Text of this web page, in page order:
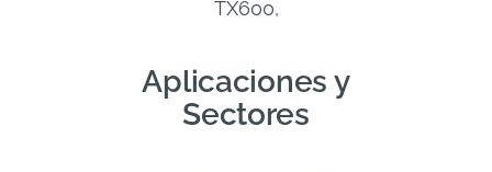
TX600,
Aplicaciones y
Sectores